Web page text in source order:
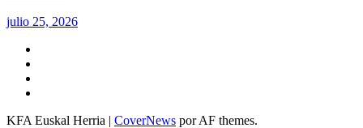
julio 25, 2026
KFA Euskal Herria | CoverNews por AF themes.